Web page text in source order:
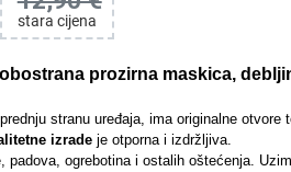
stara cijena
prozirna maskica,
stranu uređaja, ima originalne otvore
izradeje otporna i izdržljiva.
ogrebotina i ostalih oštećenja.